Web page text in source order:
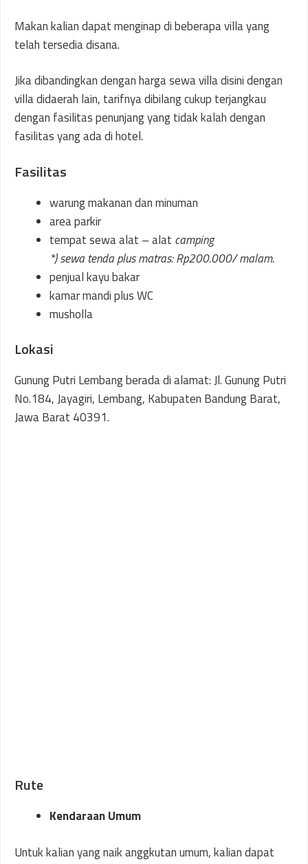
Makan kalian dapat menginap di beberapa villa yang
telah tersedia disana.
Jika dibandingkan dengan harga sewa villa disini dengan
villa didaerah lain, tarifnya dibilang cukup terjangkau
dengan fasilitas penunjang yang tidak kalah dengan
fasilitas yang ada di hotel.
Fasilitas
warung makanan dan minuman
area parkir
tempat sewa alat – alat camping
*) sewa tenda plus matras: Rp200.000/ malam.
penjual kayu bakar
kamar mandi plus WC
musholla
Lokasi
Gunung Putri Lembang berada di alamat: Jl. Gunung Putri
No.184, Jayagiri, Lembang, Kabupaten Bandung Barat,
Jawa Barat 40391.
Rute
Kendaraan Umum
Untuk kalian yang naik anggkutan umum, kalian dapat